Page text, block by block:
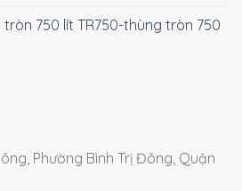
tròn 750 lít TR750-thùng tròn 750
Phường Bình Trị Đông, Quận